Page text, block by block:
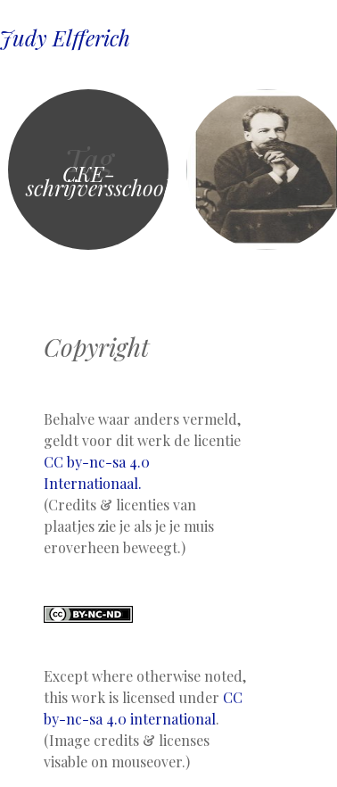
Judy Elfferich
Tag
CKE-
schrijversschool
Copyright
Behalve waar anders vermeld,
geldt voor dit werk de licentie
CC by-nc-sa 4.0
Internationaal.
(Credits & licenties van
plaatjes zie je als je je muis
eroverheen beweegt.)
Except where otherwise noted,
this work is licensed under CC
by-nc-sa 4.0 international.
(Image credits & licenses
visable on mouseover.)